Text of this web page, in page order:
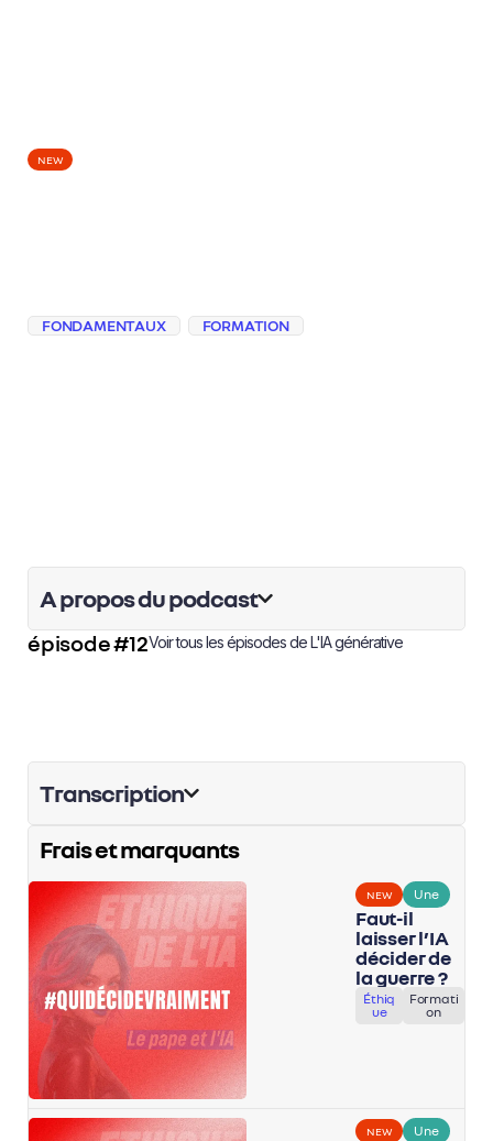
NEW
FONDAMENTAUX FORMATION
A propos du podcast
épisode #12Voir tous les épisodes deL'IA générative
Transcription
Frais et marquants
NEW Une
Faut-il
laisser l’IA
décider de
la guerre ?
Éthiq
ue
Formati
on
NEW Une